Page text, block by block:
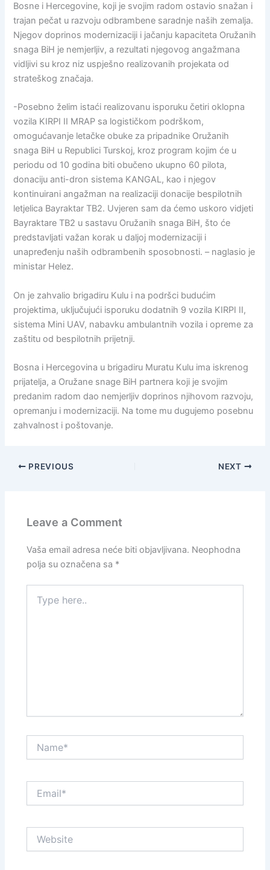
Bosne i Hercegovine, koji je svojim radom ostavio snažan i
trajan pečat u razvoju odbrambene saradnje naših zemalja.
Njegov doprinos modernizaciji i jačanju kapaciteta Oružanih
snaga BiH je nemjerljiv, a rezultati njegovog angažmana
vidljivi su kroz niz uspješno realizovanih projekata od
strateškog značaja.
-Posebno želim istaći realizovanu isporuku četiri oklopna
vozila KIRPI II MRAP sa logističkom podrškom,
omogućavanje letačke obuke za pripadnike Oružanih
snaga BiH u Republici Turskoj, kroz program kojim će u
periodu od 10 godina biti obučeno ukupno 60 pilota,
donaciju anti-dron sistema KANGAL, kao i njegov
kontinuirani angažman na realizaciji donacije bespilotnih
letjelica Bayraktar TB2. Uvjeren sam da ćemo uskoro vidjeti
Bayraktare TB2 u sastavu Oružanih snaga BiH, što će
predstavljati važan korak u daljoj modernizaciji i
unapređenju naših odbrambenih sposobnosti. – naglasio je
ministar Helez.
On je zahvalio brigadiru Kulu i na podršci budućim
projektima, uključujući isporuku dodatnih 9 vozila KIRPI II,
sistema Mini UAV, nabavku ambulantnih vozila i opreme za
zaštitu od bespilotnih prijetnji.
Bosna i Hercegovina u brigadiru Muratu Kulu ima iskrenog
prijatelja, a Oružane snage BiH partnera koji je svojim
predanim radom dao nemjerljiv doprinos njihovom razvoju,
opremanju i modernizaciji. Na tome mu dugujemo posebnu
zahvalnost i poštovanje.
PREVIOUS NEXT
Leave a Comment
Vaša email adresa neće biti objavljivana. Neophodna
polja su označena sa *
here..